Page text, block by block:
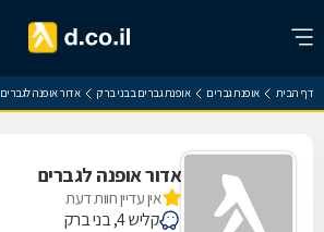
דף הבית אופנת גברים אופנת גברים בבני ברק אדור אופנה לגברים
אדור אופנה לגברים
אין עדיין חוות דעת
קליש 4, בני ברק